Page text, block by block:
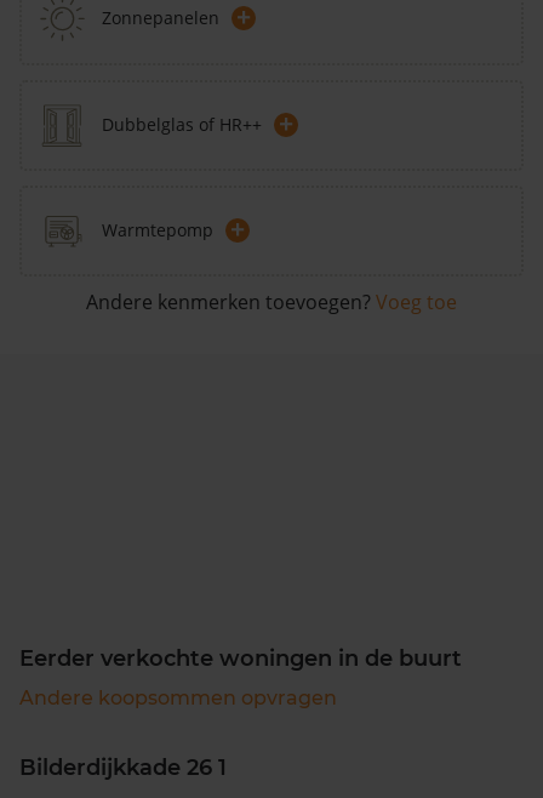
Zonnepanelen +
Dubbelglas of HR++ +
Warmtepomp +
Andere kenmerken toevoegen? Voeg toe
Eerder verkochte woningen in de buurt
Andere koopsommen opvragen
Bilderdijkkade 26 1